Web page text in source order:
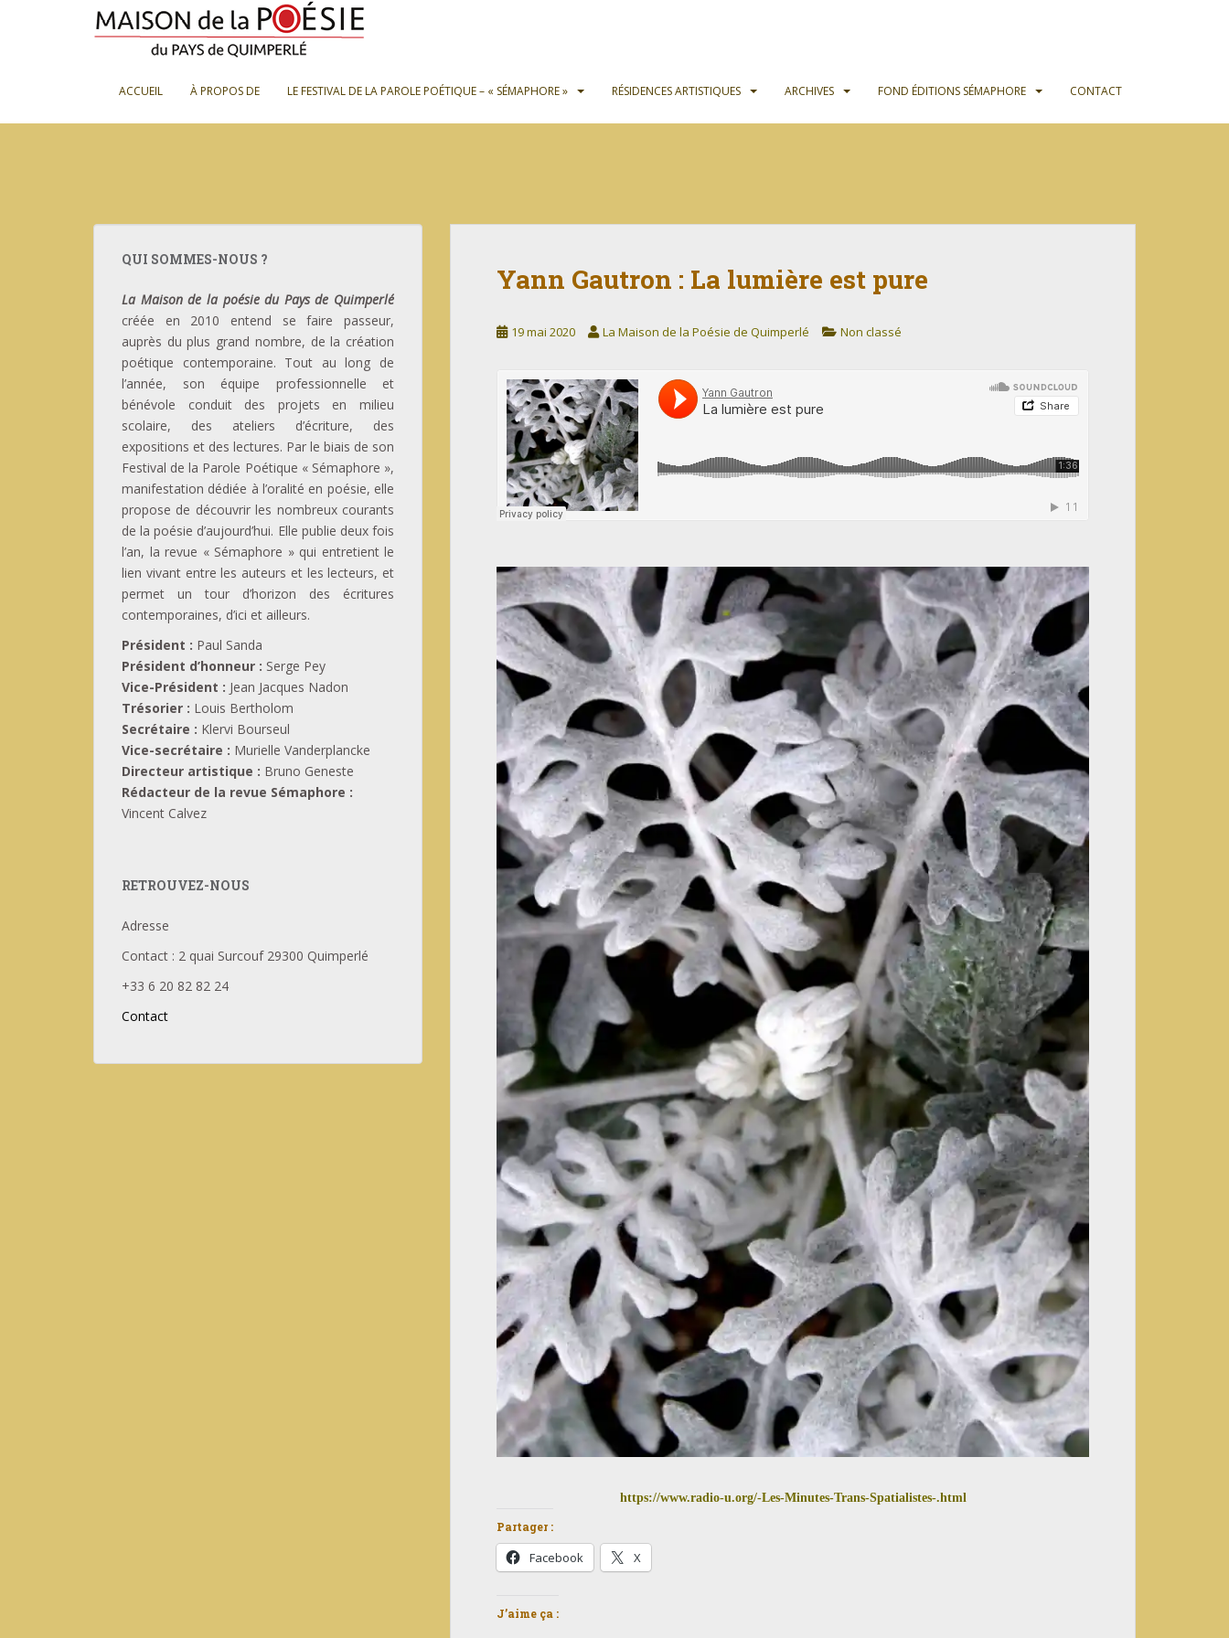
ACCUEIL À PROPOS DE LE FESTIVAL DE LA PAROLE POÉTIQUE – « SÉMAPHORE » RÉSIDENCES ARTISTIQUES ARCHIVES FOND ÉDITIONS SÉMAPHORE CONTACT
Yann Gautron : La lumière est pure
19 mai 2020 La Maison de la Poésie de Quimperlé Non classé
https://www.radio-u.org/-Les-Minutes-Trans-Spatialistes-.html
Partager :
Facebook X
J’aime ça :
QUI SOMMES-NOUS ?
La Maison de la poésie du Pays de Quimperlé
créée en 2010 entend se faire passeur,
auprès du plus grand nombre, de la création
poétique contemporaine. Tout au long de
l’année, son équipe professionnelle et
bénévole conduit des projets en milieu
scolaire, des ateliers d’écriture, des
expositions et des lectures. Par le biais de son
Festival de la Parole Poétique « Sémaphore »,
manifestation dédiée à l’oralité en poésie, elle
propose de découvrir les nombreux courants
de la poésie d’aujourd’hui. Elle publie deux fois
l’an, la revue « Sémaphore » qui entretient le
lien vivant entre les auteurs et les lecteurs, et
permet un tour d’horizon des écritures
contemporaines, d’ici et ailleurs.
Président : Paul Sanda
Président d’honneur : Serge Pey
Vice-Président : Jean Jacques Nadon
Trésorier : Louis Bertholom
Secrétaire : Klervi Bourseul
Vice-secrétaire : Murielle Vanderplancke
Directeur artistique : Bruno Geneste
Rédacteur de la revue Sémaphore :
Vincent Calvez
RETROUVEZ-NOUS
Adresse
Contact : 2 quai Surcouf 29300 Quimperlé
+33 6 20 82 82 24
Contact